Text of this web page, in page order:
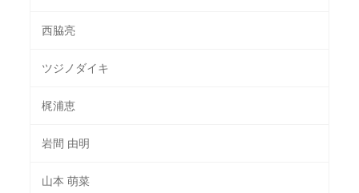
西脇亮
ツジノダイキ
梶浦恵
岩間 由明
山本 萌菜